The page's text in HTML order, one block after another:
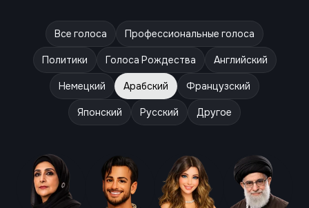
Все голоса Профессиональные голоса
Политики Голоса Рождества Английский
Немецкий Арабский Французский
Японский Русский Другое